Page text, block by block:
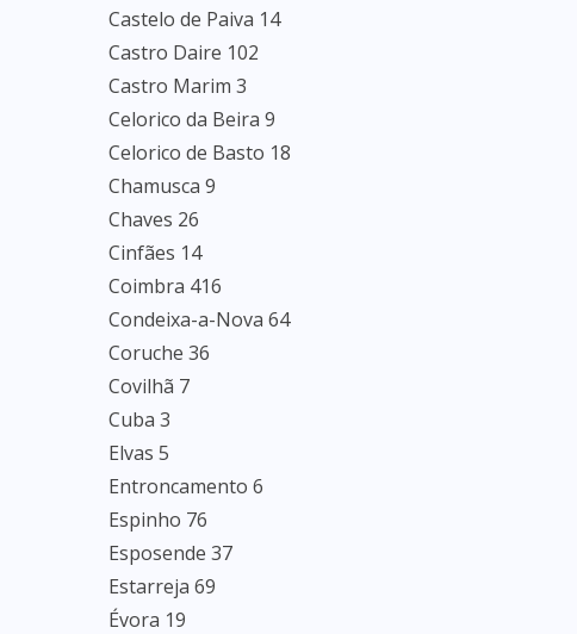
Castelo de Paiva 14
Castro Daire 102
Castro Marim 3
Celorico da Beira 9
Celorico de Basto 18
Chamusca 9
Chaves 26
Cinfães 14
Coimbra 416
Condeixa-a-Nova 64
Coruche 36
Covilhã 7
Cuba 3
Elvas 5
Entroncamento 6
Espinho 76
Esposende 37
Estarreja 69
Évora 19